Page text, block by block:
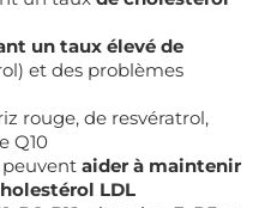
un taux élevé de
et des problèmes
rouge, de resvératrol,
Q10
peuvent aider à maintenir
LDL